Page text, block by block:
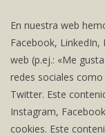
En nuestra web
Facebook,
web (p.ej.: «Me
redes sociales
Twitter. Este
Instagram,
cookies. Este